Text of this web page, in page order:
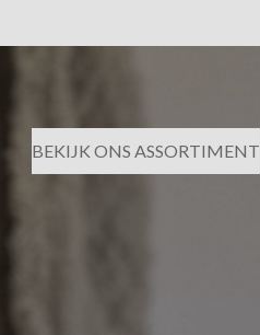
BEKIJK ONS ASSORTIMENT